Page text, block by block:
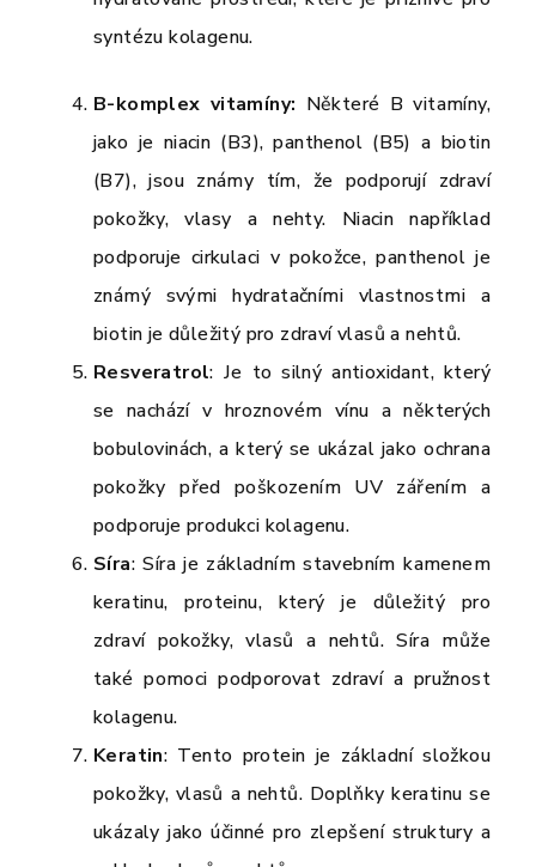
syntézu kolagenu.
B-komplex vitamíny: Některé B vitamíny,
jako je niacin (B3), panthenol (B5) a biotin
(B7), jsou známy tím, že podporují zdraví
pokožky, vlasy a nehty. Niacin například
podporuje cirkulaci v pokožce, panthenol je
známý svými hydratačními vlastnostmi a
biotin je důležitý pro zdraví vlasů a nehtů.
Resveratrol: Je to silný antioxidant, který
se nachází v hroznovém vínu a některých
bobulovinách, a který se ukázal jako ochrana
pokožky před poškozením UV zářením a
podporuje produkci kolagenu.
Síra: Síra je základním stavebním kamenem
keratinu, proteinu, který je důležitý pro
zdraví pokožky, vlasů a nehtů. Síra může
také pomoci podporovat zdraví a pružnost
kolagenu.
Keratin: Tento protein je základní složkou
pokožky, vlasů a nehtů. Doplňky keratinu se
ukázaly jako účinné pro zlepšení struktury a